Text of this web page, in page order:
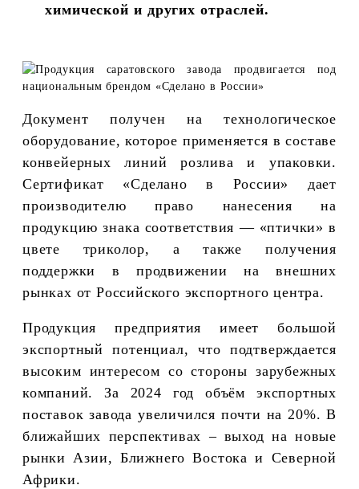
химической и других отраслей.
Документ получен на технологическое
оборудование, которое применяется в составе
конвейерных линий розлива и упаковки.
Сертификат «Сделано в России» дает
производителю право нанесения на
продукцию знака соответствия — «птички» в
цвете триколор, а также получения
поддержки в продвижении на внешних
рынках от Российского экспортного центра.
Продукция предприятия имеет большой
экспортный потенциал, что подтверждается
высоким интересом со стороны зарубежных
компаний. За 2024 год объём экспортных
поставок завода увеличился почти на 20%. В
ближайших перспективах – выход на новые
рынки Азии, Ближнего Востока и Северной
Африки.